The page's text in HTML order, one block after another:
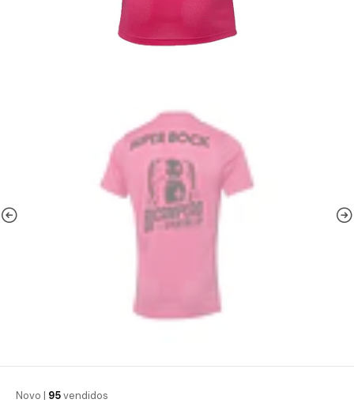
Novo | 95vendidos